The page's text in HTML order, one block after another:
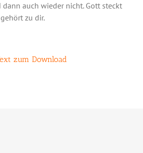
dann auch wieder nicht. Gott steckt
Das gehört zu dir.
zum Download